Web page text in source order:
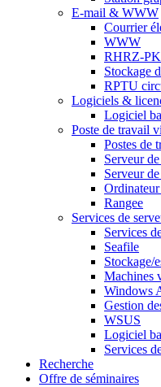
E-mail & WWW
Courrier
WWW
RHRZ-
Stockage
RPTU
Logiciels &
Logiciel
Poste de travail
Postes de
Serveur
Serveur
Rangee
Services de
Services
Seafile
Stockage/
Machines
Windows
Gestion
WSUS
Logiciel
Services
Recherche
Offre de séminaires